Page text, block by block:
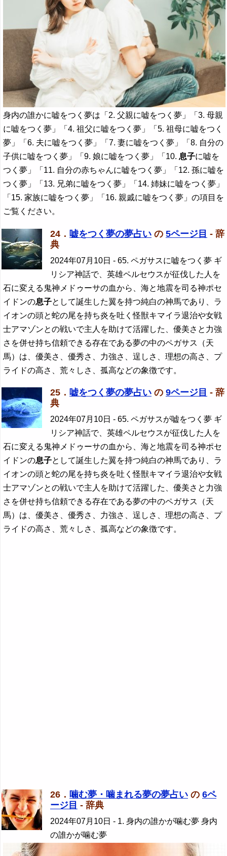
身内の誰かに嘘をつく夢は「2. 父親に嘘をつく夢」「3. 母親
に嘘をつく夢」「4. 祖父に嘘をつく夢」「5. 祖母に嘘をつく
夢」「6. 夫に嘘をつく夢」「7. 妻に嘘をつく夢」「8. 自分の
子供に嘘をつく夢」「9. 娘に嘘をつく夢」「10. 息子に嘘を
つく夢」「11. 自分の赤ちゃんに嘘をつく夢」「12. 孫に嘘を
つく夢」「13. 兄弟に嘘をつく夢」「14. 姉妹に嘘をつく夢」
「15. 家族に嘘をつく夢」「16. 親戚に嘘をつく夢」の項目を
ご覧ください。
24． 嘘をつく夢の夢占い の 5ページ目 - 辞
典
2024年07月10日 - 65. ペガサスに嘘をつく夢 ギ
リシア神話で、英雄ペルセウスが征伐した人を
石に変える鬼神メドゥーサの血から、海と地震を司る神ポセ
イドンの息子として誕生した翼を持つ純白の神馬であり、ラ
イオンの頭と蛇の尾を持ち炎を吐く怪獣キマイラ退治や女戦
士アマゾンとの戦いで主人を助けて活躍した、優美さと力強
さを併せ持ち信頼できる存在である夢の中のペガサス（天
馬）は、優美さ、優秀さ、力強さ、逞しさ、理想の高さ、プ
ライドの高さ、荒々しさ、孤高などの象徴です。
25． 嘘をつく夢の夢占い の 9ページ目 - 辞
典
2024年07月10日 - 65. ペガサスが嘘をつく夢 ギ
リシア神話で、英雄ペルセウスが征伐した人を
石に変える鬼神メドゥーサの血から、海と地震を司る神ポセ
イドンの息子として誕生した翼を持つ純白の神馬であり、ラ
イオンの頭と蛇の尾を持ち炎を吐く怪獣キマイラ退治や女戦
士アマゾンとの戦いで主人を助けて活躍した、優美さと力強
さを併せ持ち信頼できる存在である夢の中のペガサス（天
馬）は、優美さ、優秀さ、力強さ、逞しさ、理想の高さ、プ
ライドの高さ、荒々しさ、孤高などの象徴です。
26． 噛む夢・噛まれる夢の夢占い の 6ペ
ージ目 - 辞典
2024年07月10日 - 1. 身内の誰かが噛む夢 身内
の誰かが噛む夢